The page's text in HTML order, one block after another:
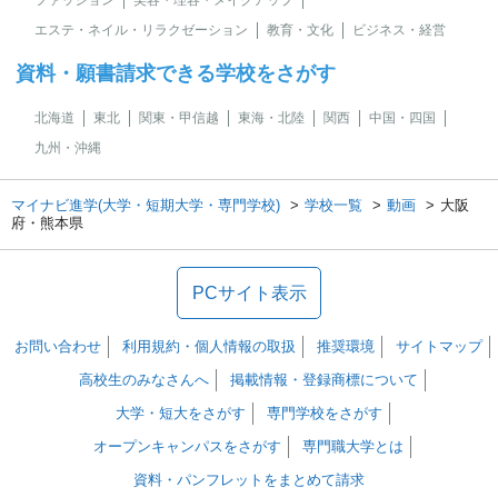
エステ・ネイル・リラクゼーション
教育・文化 ビジネス・経営
資料・願書請求できる学校をさがす
北海道 東北 関東・甲信越 東海・北陸 関西
中国・四国
九州・沖縄
マイナビ進学(大学・短期大学・専門学校) 学校一覧 動画
大阪
府・熊本県
PCサイト表示
お問い合わせ 利用規約・個人情報の取扱 推奨環境
サイトマップ
高校生のみなさんへ
掲載情報・登録商標について
大学・短大をさがす
専門学校をさがす
オープンキャンパスをさがす
専門職大学とは
資料・パンフレットをまとめて請求